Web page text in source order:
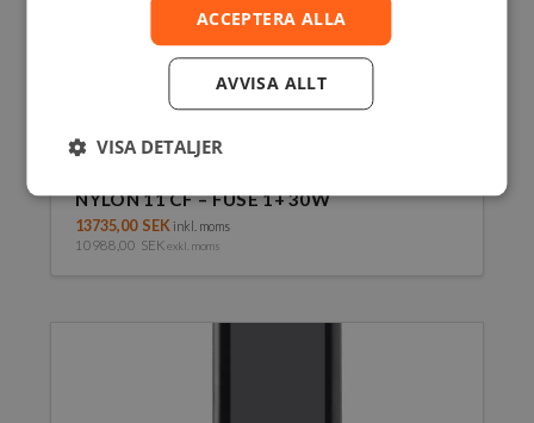
NYLON 11 CF – FUSE 1+ 30W
13735,00 SEK inkl. moms
10988,00 SEK exkl. moms
ACCEPTERA ALLA
AVVISA ALLT
VISA DETALJER